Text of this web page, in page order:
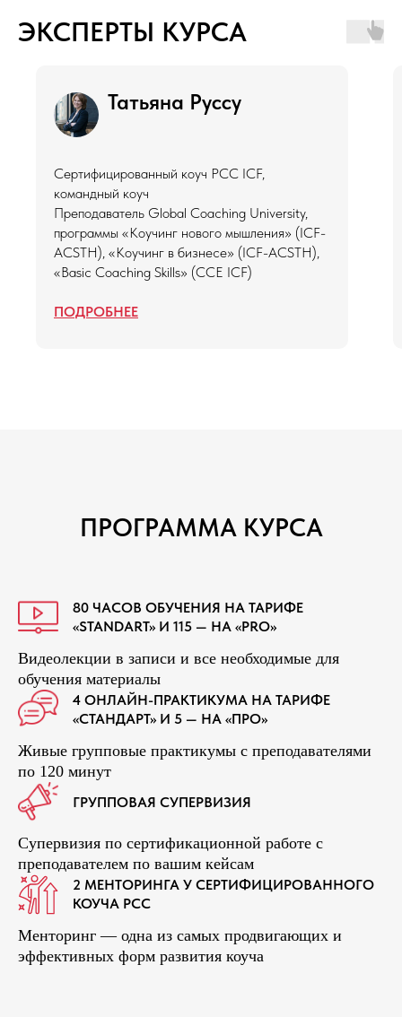
ЭКСПЕРТЫ КУРСА
Татьяна Руссу
Сертифицированный коуч PCC ICF,
командный коуч
Преподаватель Global Coaching University,
программы «Коучинг нового мышления» (ICF-
ACSTH), «Коучинг в бизнесе» (ICF-ACSTH),
«Basic Coaching Skills» (CCE ICF)
ПОДРОБНЕЕ
ПРОГРАММА КУРСА
80 ЧАСОВ ОБУЧЕНИЯ НА ТАРИФЕ
«STANDART» И 115 — НА «PRO»
Видеолекции в записи и все необходимые для
обучения материалы
4 ОНЛАЙН-ПРАКТИКУМА НА ТАРИФЕ
«СТАНДАРТ» И 5 — НА «ПРО»
Живые групповые практикумы с преподавателями
по 120 минут
ГРУППОВАЯ СУПЕРВИЗИЯ
Супервизия по сертификационной работе с
преподавателем по вашим кейсам
2 МЕНТОРИНГА У СЕРТИФИЦИРОВАННОГО
КОУЧА PCC
Менторинг — одна из самых продвигающих и
эффективных форм развития коуча